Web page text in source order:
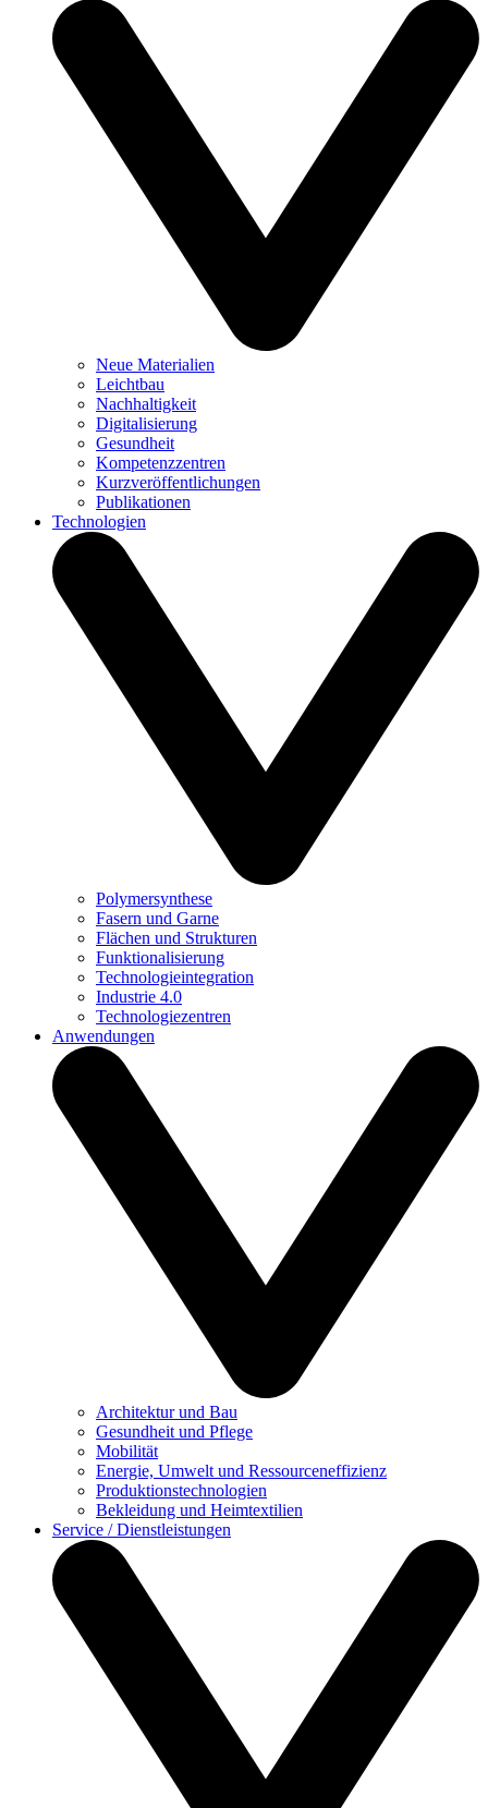
Neue Materialien
Leichtbau
Nachhaltigkeit
Digitalisierung
Gesundheit
Kompetenzzentren
Kurzveröffentlichungen
Publikationen
Technologien
Polymersynthese
Fasern und Garne
Flächen und Strukturen
Funktionalisierung
Technologieintegration
Industrie 4.0
Technologiezentren
Anwendungen
Architektur und Bau
Gesundheit und Pflege
Mobilität
Energie, Umwelt und Ressourceneffizienz
Produktionstechnologien
Bekleidung und Heimtextilien
Service / Dienstleistungen